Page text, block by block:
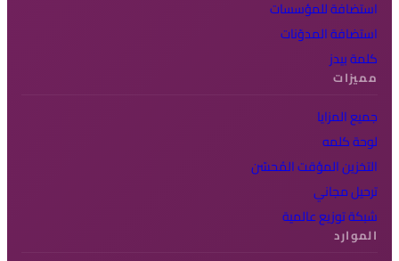
استضافة للمؤسسات
استضافة المدوّنات
كلمة بيدز
مميزات
جميع المزايا
لوحة كلمه
التخزين المؤقت المُحسّن
ترحيل مجاني
شبكة توزيع عالمية
الموارد